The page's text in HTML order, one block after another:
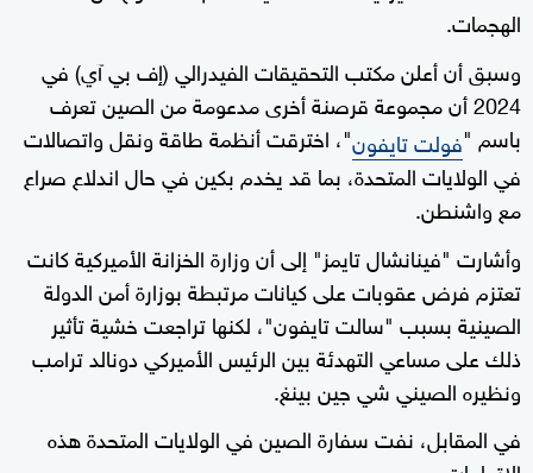
الهجمات.
وسبق أن أعلن مكتب التحقيقات الفيدرالي (إف بي آي) في
2024 أن مجموعة قرصنة أخرى مدعومة من الصين تعرف
باسم "فولت تايفون"، اخترقت أنظمة طاقة ونقل واتصالات
في الولايات المتحدة، بما قد يخدم بكين في حال اندلاع صراع
مع واشنطن.
وأشارت "فينانشال تايمز" إلى أن وزارة الخزانة الأميركية كانت
تعتزم فرض عقوبات على كيانات مرتبطة بوزارة أمن الدولة
الصينية بسبب "سالت تايفون"، لكنها تراجعت خشية تأثير
ذلك على مساعي التهدئة بين الرئيس الأميركي دونالد ترامب
ونظيره الصيني شي جين بينغ.
في المقابل، نفت سفارة الصين في الولايات المتحدة هذه